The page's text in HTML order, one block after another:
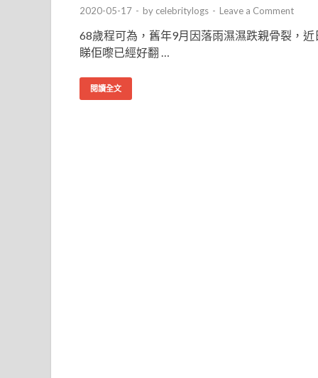
2020-05-17 - by celebritylogs - Leave a Comment
68歲程可為，舊年9月因落雨濕濕跌親骨裂，近
睇佢嚟已經好翻 …
閱讀全文